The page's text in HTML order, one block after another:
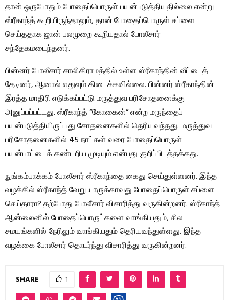
தான் ஒருபோதும் போதைப்பொருள் பயன்படுத்தியதில்லை என்று
ஸ்ரீகாந்த் கூறியிருந்தாலும், தான் போதைப்பொருள் சப்ளை
செய்ததாக ஜான் பலமுறை கூறியதால் போலீசார்
சந்தேகமடைந்தனர்.
பின்னர் போலீசார் சாலிகிராமத்தில் உள்ள ஸ்ரீகாந்தின் வீட்டைத்
தேடினர், ஆனால் எதுவும் கிடைக்கவில்லை. பின்னர் ஸ்ரீகாந்தின்
இரத்த மாதிரி எடுக்கப்பட்டு மருத்துவ பரிசோதனைக்கு
அனுப்பப்பட்டது. ஸ்ரீகாந்த் “கோகைன்” என்ற மருந்தைப்
பயன்படுத்தியிருப்பது சோதனைகளில் தெரியவந்தது. மருத்துவ
பரிசோதனைகளில் 45 நாட்கள் வரை போதைப்பொருள்
பயன்பாட்டைக் கண்டறிய முடியும் என்பது குறிப்பிடத்தக்கது.
நுங்கம்பாக்கம் போலீசார் ஸ்ரீகாந்தை கைது செய்துள்ளனர். இந்த
வழக்கில் ஸ்ரீகாந்த் வேறு யாருக்காவது போதைப்பொருள் சப்ளை
செய்தாரா? தற்போது போலீசார் விசாரித்து வருகின்றனர். ஸ்ரீகாந்த்
ஆன்லைனில் போதைப்பொருட்களை வாங்கியதும், சில
சமயங்களில் நேரிலும் வாங்கியதும் தெரியவந்துள்ளது. இந்த
வழக்கை போலீசார் தொடர்ந்து விசாரித்து வருகின்றனர்.
SHARE 1